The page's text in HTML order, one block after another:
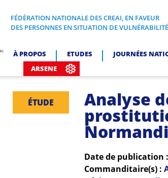
FÉDÉRATION NATIONALE DES CREAI, EN
FÉDÉRATION NATIONALE DES CREAI, EN FAVEUR
DES PERSONNES EN SITUATION DE
À PROPOS ETUDES JOURNÉES
ARSENE
ÉTUDE Analyse
Date de publication :
Commanditaire(s) :